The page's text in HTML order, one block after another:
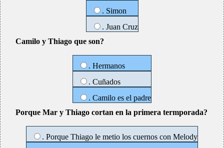
. Simon
. Juan Cruz
Camilo y Thiago que son?
. Hermanos
. Cuñados
. Camilo es el padre
Porque Mar y Thiago cortan en la primera termporada?
. Porque Thiago le metio los cuernos con Melody